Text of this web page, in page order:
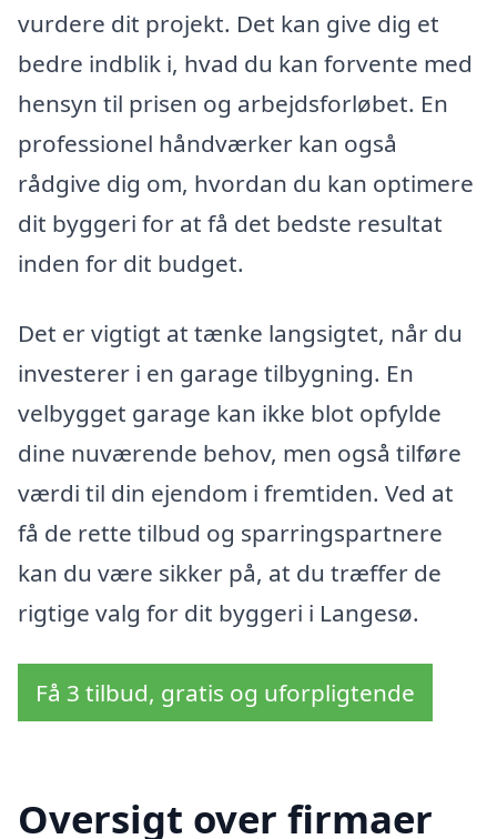
vurdere dit projekt. Det kan give dig et
bedre indblik i, hvad du kan forvente med
hensyn til prisen og arbejdsforløbet. En
professionel håndværker kan også
rådgive dig om, hvordan du kan optimere
dit byggeri for at få det bedste resultat
inden for dit budget.
Det er vigtigt at tænke langsigtet, når du
investerer i en garage tilbygning. En
velbygget garage kan ikke blot opfylde
dine nuværende behov, men også tilføre
værdi til din ejendom i fremtiden. Ved at
få de rette tilbud og sparringspartnere
kan du være sikker på, at du træffer de
rigtige valg for dit byggeri i Langesø.
Få 3 tilbud, gratis og uforpligtende
Oversigt over firmaer